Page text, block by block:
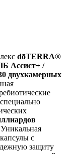
dōTERRA®
Ассист+ /
двухкамерных
с
защиту